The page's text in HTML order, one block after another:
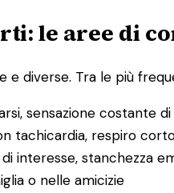
le aree di
e diverse. Tra le più
sensazione costante
tachicardia, respiro
interesse, stanchezza
o nelle amicizie